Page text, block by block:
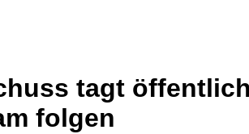
tagt
folgen